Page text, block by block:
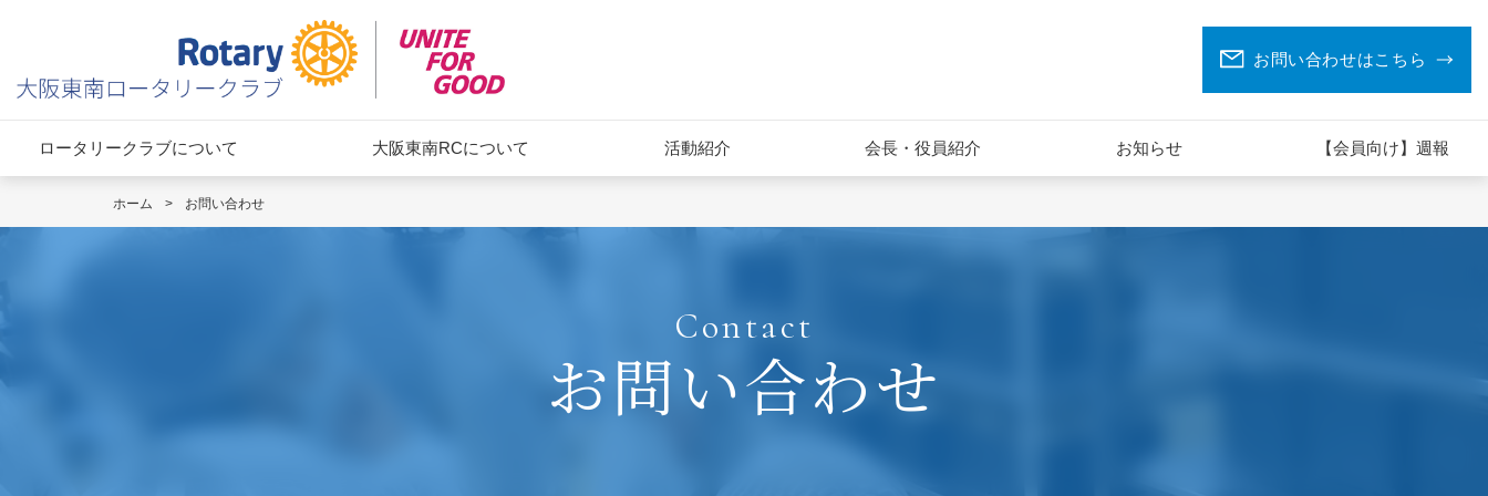
お問い合わせはこちら
ロータリークラブについて 大阪東南RCについて 活動紹介 会長・役員紹介 お知らせ 【会員向け】週報
ホーム > お問い合わせ
Contact
お問い合わせ